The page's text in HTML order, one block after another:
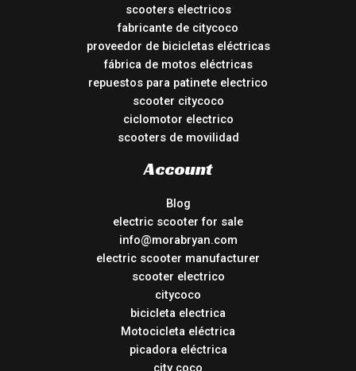
scooters electricos
fabricante de citycoco
proveedor de bicicletas eléctricas
fábrica de motos eléctricas
repuestos para patinete electrico
scooter citycoco
ciclomotor electrico
scooters de movilidad
Account
Blog
electric scooter for sale
info@morabryan.com
electric scooter manufacturer
scooter electrico
citycoco
bicicleta electrica
Motocicleta eléctrica
picadora eléctrica